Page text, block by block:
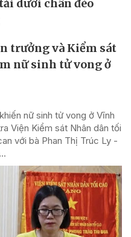
dưới chân đèo
trưởng và Kiểm sát
nữ sinh tử vong ở
nữ sinh tử vong ở Vĩnh
Viện Kiểm sát Nhân dân tối
với bà Phan Thị Trúc Ly -